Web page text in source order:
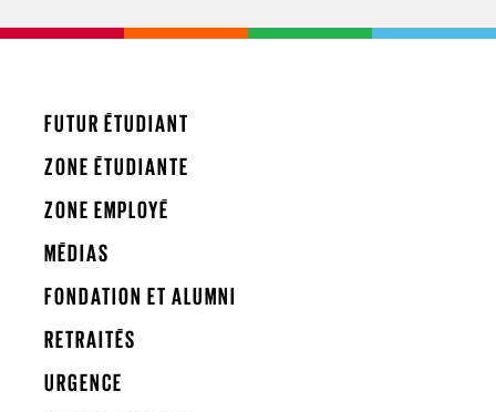
FUTUR ÉTUDIANT
ZONE ÉTUDIANTE
ZONE EMPLOYÉ
MÉDIAS
FONDATION ET ALUMNI
RETRAITÉS
URGENCE